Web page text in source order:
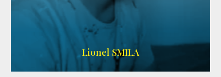
Lionel SMILA